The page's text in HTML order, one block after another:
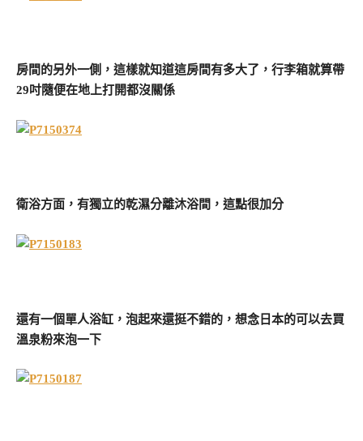
房間的另外一側，這樣就知道這房間有多大了，行李箱就算帶
29吋隨便在地上打開都沒關係
衛浴方面，有獨立的乾濕分離沐浴間，這點很加分
還有一個單人浴缸，泡起來還挺不錯的，想念日本的可以去買
溫泉粉來泡一下